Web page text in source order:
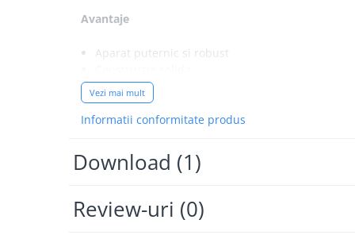
Pompe submersibile
murdara/menajera
Suflante frunze
Echipamente de protectie
Bocanci de protectie
Avantaje
Aparat puternic si robust
Varietate mare de cutite (disponibile optional)
Productivitate crescuta
Actionare cu motor benzina
Prin cuplarea la un aspirator industrial
Optional, pentru spatii greu accesibile sau
Date tehnice
Latime de lucru: 200 mm
Vezi mai mult
Informatii conformitate produs
Download (1)
Review-uri (0)